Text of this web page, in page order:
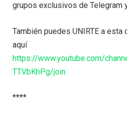
grupos exclusivos de Telegram
También puedes UNIRTE a esta
aquí
https://www.youtube.com/
TTVbKhPg/join
****